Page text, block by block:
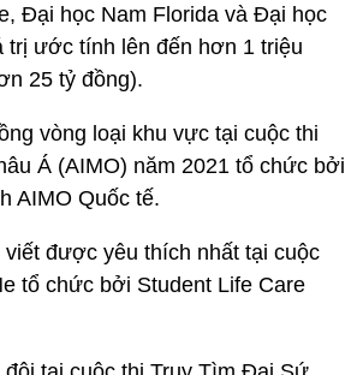
Đại học Nam Florida và Đại học
trị ước tính lên đến hơn 1 triệu
25 tỷ đồng).
vòng loại khu vực tại cuộc thi
Á (AIMO) năm 2021 tổ chức bởi
AIMO Quốc tế.
được yêu thích nhất tại cuộc
tổ chức bởi Student Life Care